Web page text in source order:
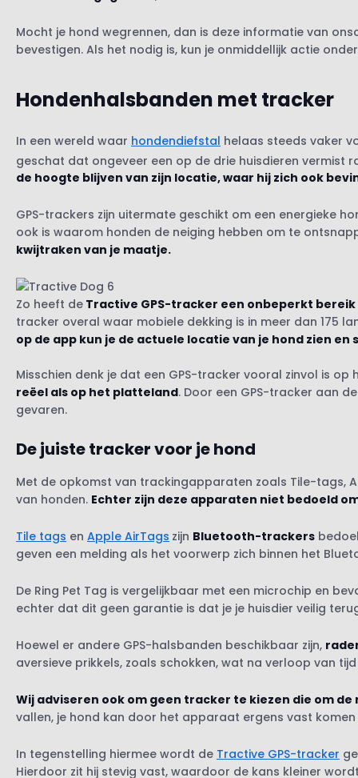
Mocht je hond wegrennen, dan is deze informatie van
bevestigen. Als het nodig is, kun je onmiddellijk actie
Hondenhalsbanden met tracker
In een wereld waar hondendiefstal helaas steeds vaker
geschat dat ongeveer een op de drie huisdieren vermist
de hoogte blijven van zijn locatie, waar hij zich ook
GPS-trackers zijn uitermate geschikt om een energieke
ook is waarom honden de neiging hebben om te
kwijtraken van je maatje.
Zo heeft de Tractive GPS-tracker een onbeperkt
tracker overal waar mobiele dekking is in meer dan 175
op de app kun je de actuele locatie van je hond zien
Misschien denk je dat een GPS-tracker vooral zinvol is
reëel als op het platteland. Door een GPS-tracker aan
gevaren.
De juiste tracker voor je hond
Met de opkomst van trackingapparaten zoals Tile-tags,
van honden. Echter zijn deze apparaten niet bedoeld
Tile tags en Apple AirTags zijn Bluetooth-trackers
geven een melding als het voorwerp zich binnen het
De Ring Pet Tag is vergelijkbaar met een microchip en
echter dat dit geen garantie is dat je je huisdier veilig
Hoewel er andere GPS-halsbanden beschikbaar zijn,
aversieve prikkels, zoals schokken, wat na verloop van
Wij adviseren ook om geen tracker te kiezen die om de
vallen, je hond kan door het apparaat ergens vast
In tegenstelling hiermee wordt de Tractive GPS-tracker
Hierdoor zit hij stevig vast, waardoor de kans kleiner